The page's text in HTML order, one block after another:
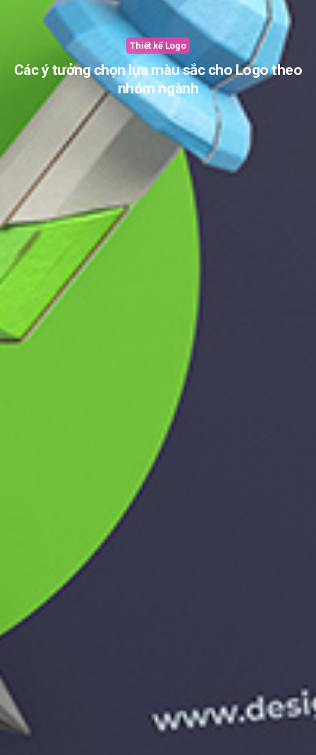
Thiết kế Logo
Các ý tưởng chọn lựa màu sắc cho Logo theo
nhóm ngành